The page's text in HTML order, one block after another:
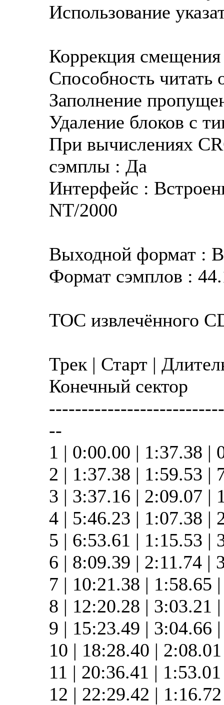
Использование
Коррекция
Способность
Заполнение
Удаление блоков с
При вычислениях
сэмплы : Да
Интерфейс :
NT/2000
Выходной формат :
Формат сэмплов :
TOC извлечённого
Трек | Старт |
Конечный сектор
--
1 | 0:00.00 | 1:37.38 |
2 | 1:37.38 | 1:59.53 |
3 | 3:37.16 | 2:09.07 |
4 | 5:46.23 | 1:07.38 |
5 | 6:53.61 | 1:15.53 |
6 | 8:09.39 | 2:11.74 |
7 | 10:21.38 | 1:58.65
8 | 12:20.28 | 3:03.21
9 | 15:23.49 | 3:04.66
10 | 18:28.40 |
11 | 20:36.41 |
12 | 22:29.42 |